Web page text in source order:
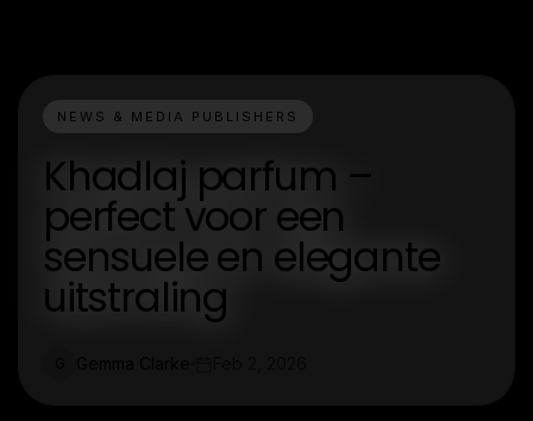
NEWS & MEDIA PUBLISHERS
Khadlaj parfum –
perfect voor een
sensuele en elegante
uitstraling